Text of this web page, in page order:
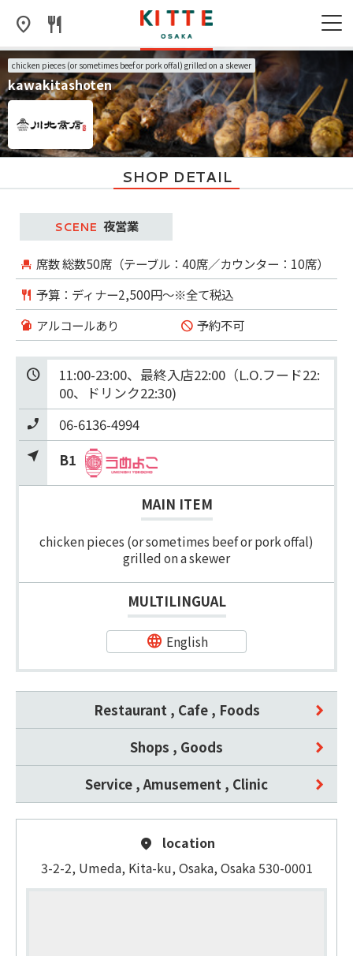
chicken pieces (or sometimes beef or pork offal) grilled on a skewer
kawakitashoten
SHOP DETAIL
夜営業
席数総数50席（テーブル：40席／カウンター：10席）
予算：ディナー2,500円～※全て税込
アルコールあり
予約不可
11:00-23:00、最終入店22:00（L.O.フード22:
00、ドリンク22:30)
06-6136-4994
B1
MAIN ITEM
chicken pieces (or sometimes beef or pork offal)
grilled on a skewer
MULTILINGUAL
English
Restaurant , Cafe , Foods
Shops , Goods
Service , Amusement , Clinic
location
3-2-2, Umeda, Kita-ku, Osaka, Osaka 530-0001